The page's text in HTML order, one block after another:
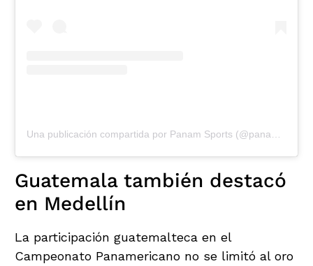
Guatemala también destacó
en Medellín
La participación guatemalteca en el
Campeonato Panamericano no se limitó al oro